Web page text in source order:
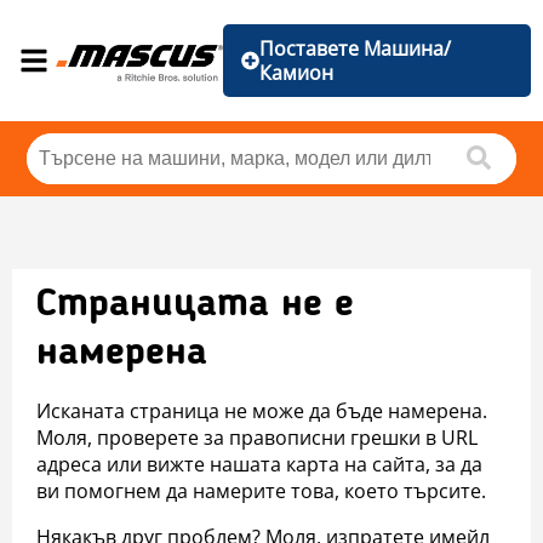
Поставете Машина/
Камион
Страницата не е
намерена
Исканата страница не може да бъде намерена.
Моля, проверете за правописни грешки в URL
адреса или вижте нашата карта на сайта, за да
ви помогнем да намерите това, което търсите.
Някакъв друг проблем? Моля, изпратете имейл